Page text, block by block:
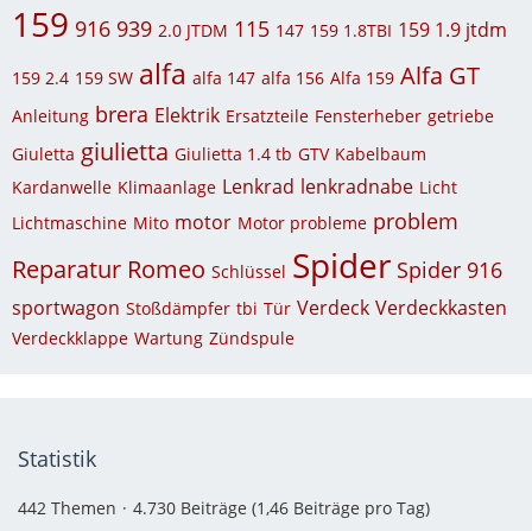
159 916 939 2.0 JTDM 115 147 159 1.8TBI 159 1.9 jtdm
159 2.4 159 SW alfa alfa 147 alfa 156 Alfa 159 Alfa GT
Anleitung brera Elektrik Ersatzteile Fensterheber getriebe
Giuletta giulietta Giulietta 1.4 tb GTV Kabelbaum
Kardanwelle Klimaanlage Lenkrad lenkradnabe Licht
Lichtmaschine Mito motor Motor probleme problem
Reparatur Romeo Schlüssel Spider Spider 916
sportwagon Stoßdämpfer tbi Tür Verdeck Verdeckkasten
Verdeckklappe Wartung Zündspule
Statistik
442 Themen 4.730 Beiträge (1,46 Beiträge pro Tag)